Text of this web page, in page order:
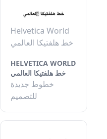
Helvetica World
خط هلفتيكا العالمي
HELVETICA WORLD
خط هلفتيكا العالمي
خطوط جديدة
للتصميم